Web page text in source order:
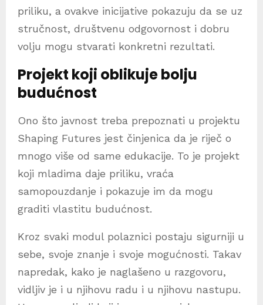
priliku, a ovakve inicijative pokazuju da se uz
stručnost, društvenu odgovornost i dobru
volju mogu stvarati konkretni rezultati.
Projekt koji oblikuje bolju
budućnost
Ono što javnost treba prepoznati u projektu
Shaping Futures jest činjenica da je riječ o
mnogo više od same edukacije. To je projekt
koji mladima daje priliku, vraća
samopouzdanje i pokazuje im da mogu
graditi vlastitu budućnost.
Kroz svaki modul polaznici postaju sigurniji u
sebe, svoje znanje i svoje mogućnosti. Takav
napredak, kako je naglašeno u razgovoru,
vidljiv je i u njihovu radu i u njihovu nastupu.